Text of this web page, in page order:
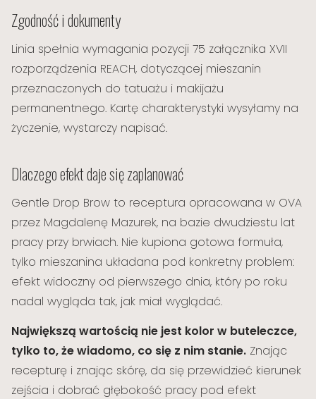
Zgodność i dokumenty
Linia spełnia wymagania pozycji 75 załącznika XVII
rozporządzenia REACH, dotyczącej mieszanin
przeznaczonych do tatuażu i makijażu
permanentnego. Kartę charakterystyki wysyłamy na
życzenie, wystarczy napisać.
Dlaczego efekt daje się zaplanować
Gentle Drop Brow to receptura opracowana w OVA
przez Magdalenę Mazurek, na bazie dwudziestu lat
pracy przy brwiach. Nie kupiona gotowa formuła,
tylko mieszanina układana pod konkretny problem:
efekt widoczny od pierwszego dnia, który po roku
nadal wygląda tak, jak miał wyglądać.
Największą wartością nie jest kolor w buteleczce,
tylko to, że wiadomo, co się z nim stanie. Znając
recepturę i znając skórę, da się przewidzieć kierunek
zejścia i dobrać głębokość pracy pod efekt